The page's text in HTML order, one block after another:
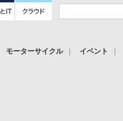
モーターサイクル
イベント